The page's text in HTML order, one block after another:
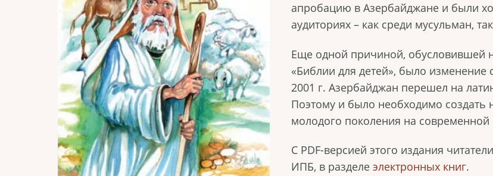
апробацию в Азербайджане и были
аудиториях – как среди мусульман,
Еще одной причиной, обусловившей
«Библии для детей», было
2001 г. Азербайджан перешел на
Поэтому и было необходимо создать
молодого поколения на
С PDF-версией этого издания
ИПБ, в разделе электронных книг.